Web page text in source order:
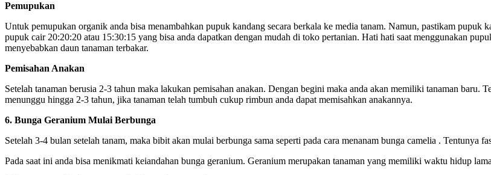
Pemupukan
Untuk pemupukan organik anda bisa menambahkan pupuk kandang secara berkala ke media tanam. Namun, pastikam pupuk
pupuk cair 20:20:20 atau 15:30:15 yang bisa anda dapatkan dengan mudah di toko pertanian. Hati hati saat menggunakan
menyebabkan daun tanaman terbakar.
Pemisahan Anakan
Setelah tanaman berusia 2-3 tahun maka lakukan pemisahan anakan. Dengan begini maka anda akan memiliki tanaman baru.
menunggu hingga 2-3 tahun, jika tanaman telah tumbuh cukup rimbun anda dapat memisahkan anakannya.
6. Bunga Geranium Mulai Berbunga
Setelah 3-4 bulan setelah tanam, maka bibit akan mulai berbunga sama seperti pada cara menanam bunga camelia . Tentunya
Pada saat ini anda bisa menikmati keiandahan bunga geranium. Geranium merupakan tanaman yang memiliki waktu hidup